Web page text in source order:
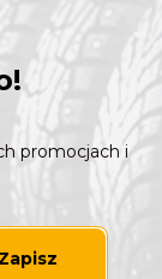
promocjach i
Zapisz